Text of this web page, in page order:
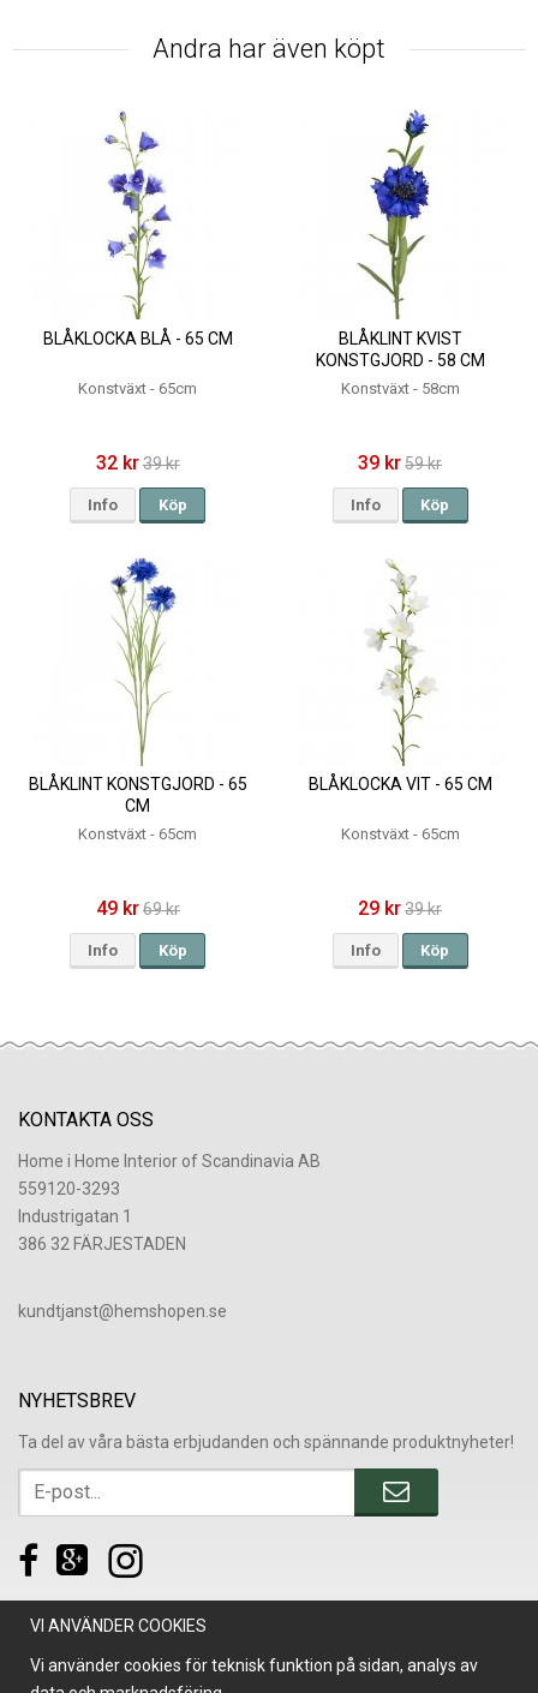
Andra har även köpt
BLÅKLOCKA BLÅ - 65 CM
Konstväxt - 65cm
32 kr39 kr
Info Köp
BLÅKLINT KVIST
KONSTGJORD - 58 CM
Konstväxt - 58cm
39 kr59 kr
Info Köp
BLÅKLINT KONSTGJORD - 65
CM
Konstväxt - 65cm
49 kr69 kr
Info Köp
BLÅKLOCKA VIT - 65 CM
Konstväxt - 65cm
29 kr39 kr
Info Köp
KONTAKTA OSS
Home i Home Interior of Scandinavia AB
559120-3293
Industrigatan 1
386 32 FÄRJESTADEN
​kundtjanst@hemshopen.se
NYHETSBREV
Ta del av våra bästa erbjudanden och spännande produktnyheter!
VI ANVÄNDER COOKIES
Vi använder cookies för teknisk funktion på sidan, analys av